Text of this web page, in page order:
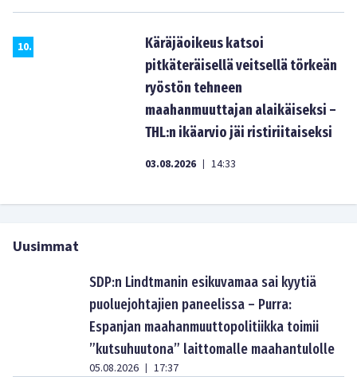
10.
Käräjäoikeus katsoi
pitkäteräisellä veitsellä törkeän
ryöstön tehneen
maahanmuuttajan alaikäiseksi –
THL:n ikäarvio jäi ristiriitaiseksi
03.08.2026 | 14:33
Uusimmat
SDP:n Lindtmanin esikuvamaa sai kyytiä
puoluejohtajien paneelissa – Purra:
Espanjan maahanmuuttopolitiikka toimii
”kutsuhuutona” laittomalle maahantulolle
05.08.2026 | 17:37